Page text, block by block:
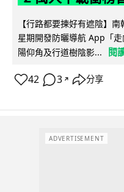
【行路都要揀好有遮陰】
星期開發防曬導航 App「
陽仰角及行道樹陰影...
閱
42 3 ↗ 分享
ADVERTISEMENT